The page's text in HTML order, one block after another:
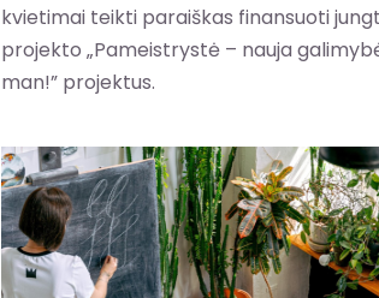
kvietimai teikti paraiškas finansuoti
projekto „Pameistrystė – nauja
man!” projektus.